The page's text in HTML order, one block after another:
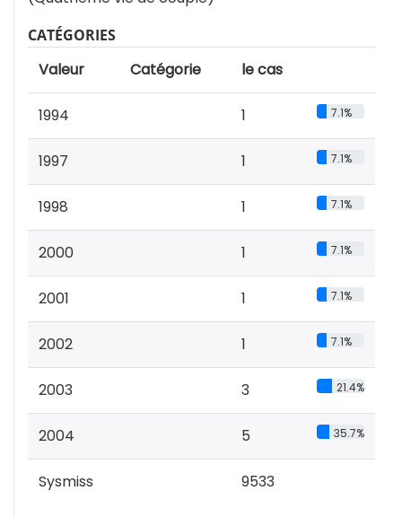
CATÉGORIES
Valeur Catégorie le cas
1994 1 7.1%
1997 1 7.1%
1998 1 7.1%
2000 1 7.1%
2001 1 7.1%
2002 1 7.1%
2003 3 21.4%
2004 5 35.7%
Sysmiss 9533